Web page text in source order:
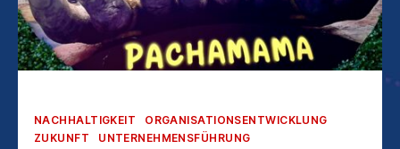
Kategorien
NACHHALTIGKEIT
ORGANISATIONSENTWICKLUNG
ZUKUNFT
UNTERNEHMENSFÜHRUNG